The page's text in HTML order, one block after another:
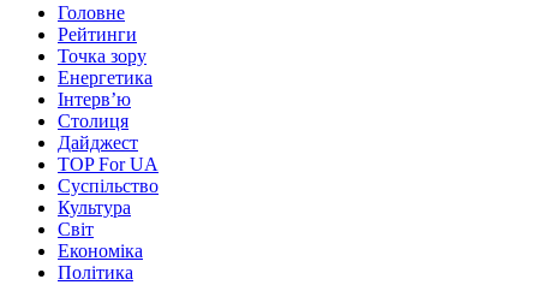
Головне
Рейтинги
Точка зору
Енергетика
Інтерв’ю
Столиця
Дайджест
TOP For UA
Суспiльство
Культура
Світ
Економіка
Політика